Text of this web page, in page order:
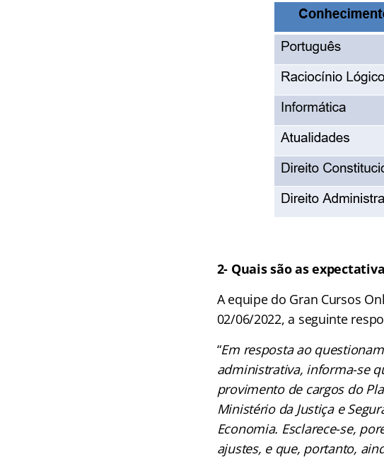
2- Quais são as
A equipe do Gran Cursos
02/06/2022, a seguinte
“Em resposta ao
administrativa, informa-se
provimento de cargos do
Ministério da Justiça e
Economia. Esclarece-se,
ajustes, e que, portanto,